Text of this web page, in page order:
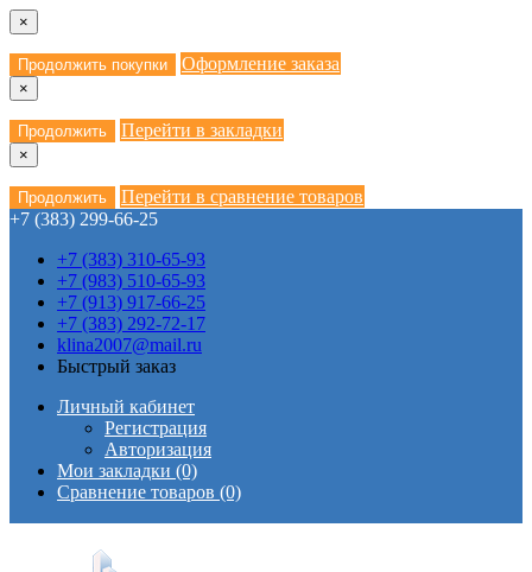
×
Продолжить покупки Оформление заказа
×
Продолжить Перейти в закладки
×
Продолжить
Перейти в сравнение товаров
+7 (383) 299-66-25
+7 (383) 310-65-93
+7 (983) 510-65-93
+7 (913) 917-66-25
+7 (383) 292-72-17
klina2007@mail.ru
Быстрый заказ
Личный кабинет
Регистрация
Авторизация
Мои закладки (0)
Сравнение товаров (0)